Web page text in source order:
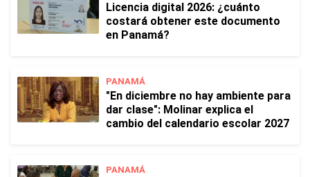
Licencia digital 2026: ¿cuánto
costará obtener este documento
en Panamá?
PANAMÁ
"En diciembre no hay ambiente para
dar clase": Molinar explica el
cambio del calendario escolar 2027
PANAMÁ